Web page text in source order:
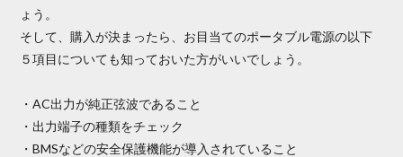
ょう。
そして、購入が決まったら、お目当てのポータブル電源の以下
５項目についても知っておいた方がいいでしょう。
・AC出力が純正弦波であること
・出力端子の種類をチェック
・BMSなどの安全保護機能が導入されていること